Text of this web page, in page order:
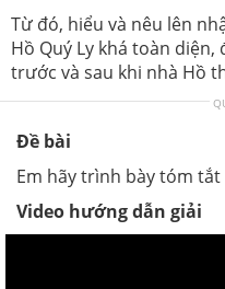
Từ đó, hiểu và nêu lên
Hồ Quý Ly khá toàn
trước và sau khi nhà Hồ
Đề bài
Em hãy trình bày tóm tắt
Video hướng dẫn giải